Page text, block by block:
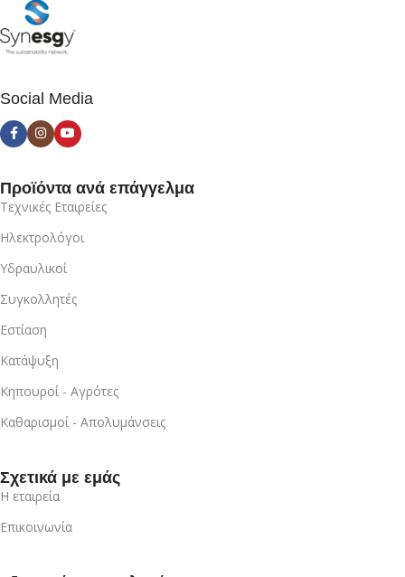
Social Media
Προϊόντα ανά επάγγελμα
Τεχνικές Εταιρείες
Ηλεκτρολόγοι
Υδραυλικοί
Συγκολλητές
Εστίαση
Κατάψυξη
Κηπουροί - Αγρότες
Καθαρισμοί - Απολυμάνσεις
Σχετικά με εμάς
Η εταιρεία
Επικοινωνία